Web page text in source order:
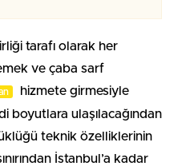
tarafı olarak her
ve çaba sarf
hizmete girmesiyle
boyutlara ulaşılacağından
teknik özelliklerinin
İstanbul’a kadar